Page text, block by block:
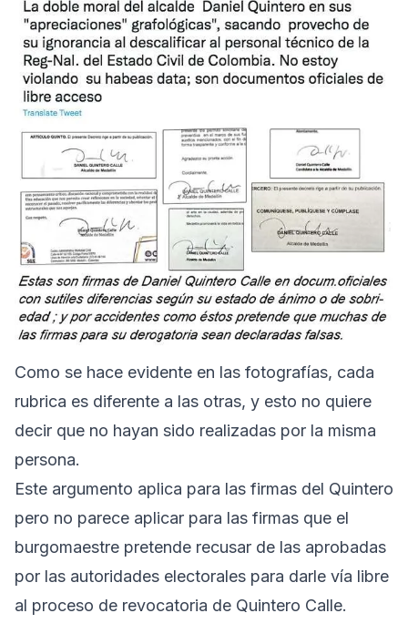
Como se hace evidente en las fotografías, cada
rubrica es diferente a las otras, y esto no quiere
decir que no hayan sido realizadas por la misma
persona.
Este argumento aplica para las firmas del Quintero
pero no parece aplicar para las firmas que el
burgomaestre pretende recusar de las aprobadas
por las autoridades electorales para darle vía libre
al proceso de revocatoria de Quintero Calle.